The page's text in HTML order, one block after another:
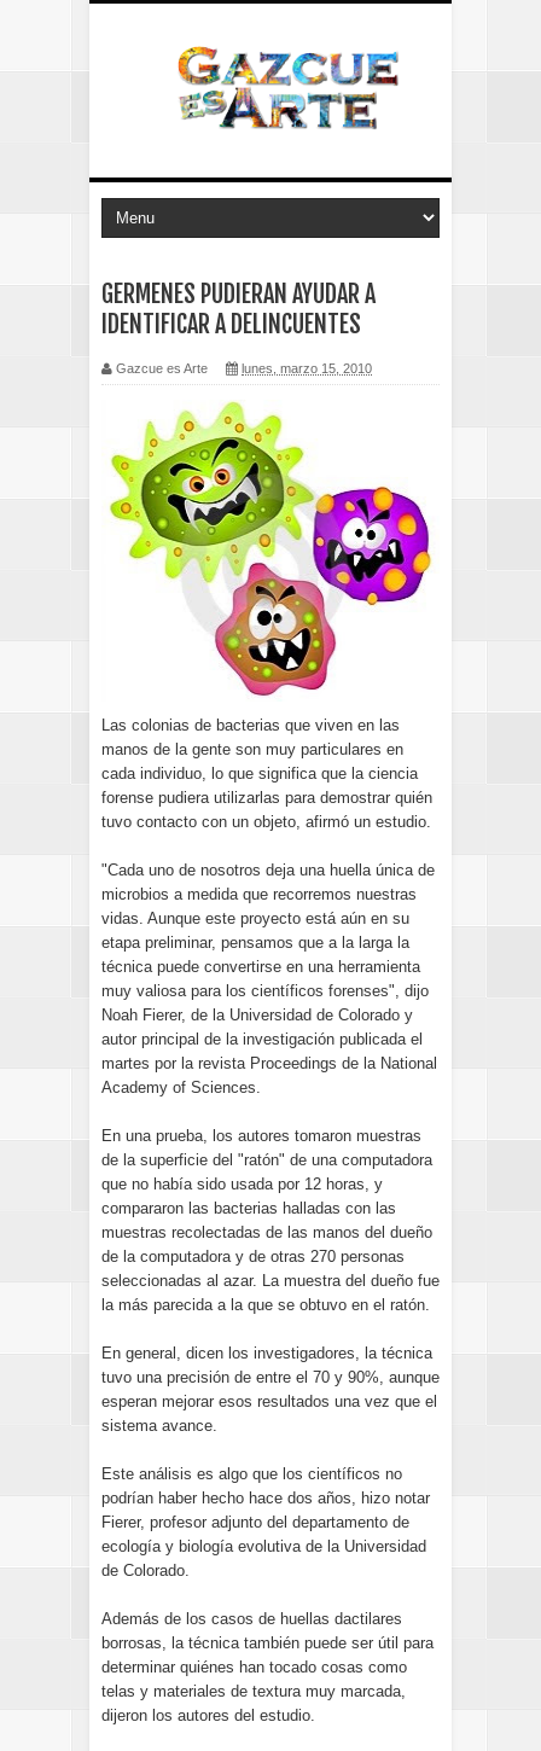
GERMENES PUDIERAN AYUDAR A
IDENTIFICAR A DELINCUENTES
Gazcue es Arte lunes, marzo 15, 2010
Las colonias de bacterias que viven en las
manos de la gente son muy particulares en
cada individuo, lo que significa que la ciencia
forense pudiera utilizarlas para demostrar quién
tuvo contacto con un objeto, afirmó un estudio.
"Cada uno de nosotros deja una huella única de
microbios a medida que recorremos nuestras
vidas. Aunque este proyecto está aún en su
etapa preliminar, pensamos que a la larga la
técnica puede convertirse en una herramienta
muy valiosa para los científicos forenses", dijo
Noah Fierer, de la Universidad de Colorado y
autor principal de la investigación publicada el
martes por la revista Proceedings de la National
Academy of Sciences.
En una prueba, los autores tomaron muestras
de la superficie del "ratón" de una computadora
que no había sido usada por 12 horas, y
compararon las bacterias halladas con las
muestras recolectadas de las manos del dueño
de la computadora y de otras 270 personas
seleccionadas al azar. La muestra del dueño fue
la más parecida a la que se obtuvo en el ratón.
En general, dicen los investigadores, la técnica
tuvo una precisión de entre el 70 y 90%, aunque
esperan mejorar esos resultados una vez que el
sistema avance.
Este análisis es algo que los científicos no
podrían haber hecho hace dos años, hizo notar
Fierer, profesor adjunto del departamento de
ecología y biología evolutiva de la Universidad
de Colorado.
Además de los casos de huellas dactilares
borrosas, la técnica también puede ser útil para
determinar quiénes han tocado cosas como
telas y materiales de textura muy marcada,
dijeron los autores del estudio.